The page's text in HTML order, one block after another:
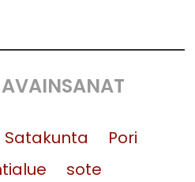
Satakunta
Pori
sote